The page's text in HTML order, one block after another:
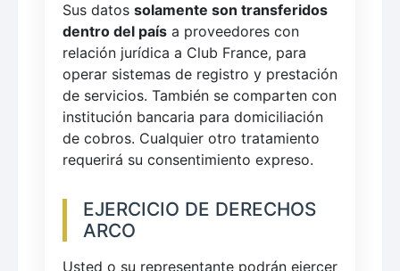
Sus datos solamente son transferidos
dentro del país a proveedores con
relación jurídica a Club France, para
operar sistemas de registro y prestación
de servicios. También se comparten con
institución bancaria para domiciliación
de cobros. Cualquier otro tratamiento
requerirá su consentimiento expreso.
EJERCICIO DE DERECHOS
ARCO
Usted o su representante podrán ejercer